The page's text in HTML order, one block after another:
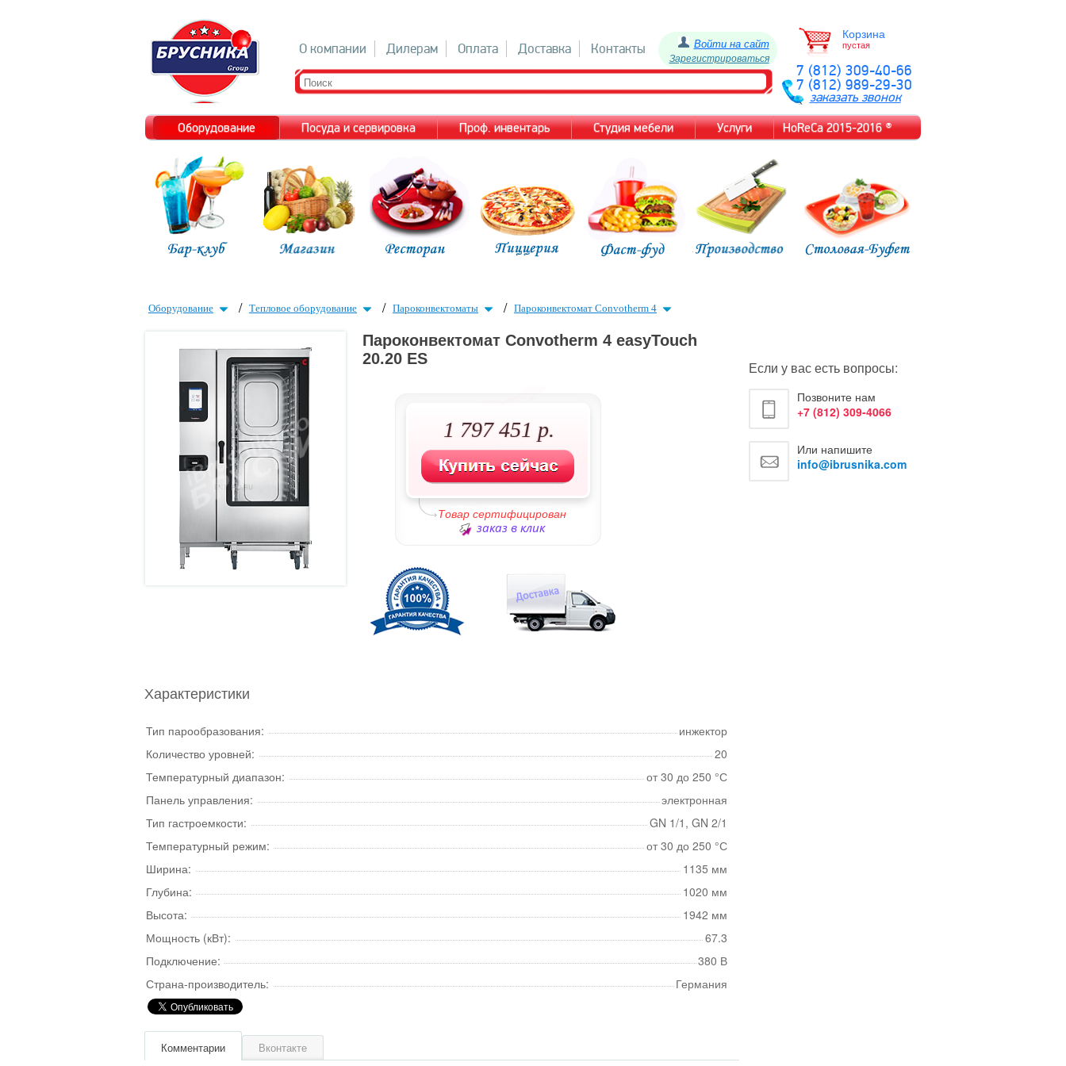
Войти на сайт
Зарегистрироваться
Корзина
пустая
7 (812) 309-40-66
7 (812) 989-29-30
заказать звонок
О компании Дилерам Оплата Доставка Контакты
Оборудование Посуда и сервировка Проф. инвентарь Студия мебели Услуги HoReCa 2015-2016 ®
Оборудование / Тепловое оборудование / Пароконвектоматы / Пароконвектомат Convotherm 4
Пароконвектомат Convotherm 4 easyTouch
20.20 ES
1 797 451 р.
Товар сертифицирован
заказ в клик
Характеристики
Тип парообразования:
инжектор
Количество уровней:
20
Температурный диапазон:
от 30 до 250 °С
Панель управления:
электронная
Тип гастроемкости:
GN 1/1, GN 2/1
Температурный режим:
от 30 до 250 °С
Ширина:
1135 мм
Глубина:
1020 мм
Высота:
1942 мм
Мощность (кВт):
67.3
Подключение:
380 В
Страна-производитель:
Германия
Комментарии Вконтакте
Если у вас есть вопросы:
Позвоните нам
+7 (812) 309-4066
Или напишите
info@ibrusnika.com